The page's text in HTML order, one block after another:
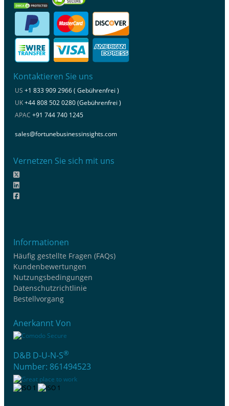
Kontaktieren Sie uns
US +1 833 909 2966 ( Gebührenfrei )
UK+44 808 502 0280 (Gebührenfrei )
APAC +91 744 740 1245
sales@fortunebusinessinsights.com
Vernetzen Sie sich mit uns
Informationen
Häufig gestellte Fragen (FAQs)
Kundenbewertungen
Nutzungsbedingungen
Datenschutzrichtlinie
Bestellvorgang
Anerkannt Von
D&B D-U-N-S®
Number: 861494523